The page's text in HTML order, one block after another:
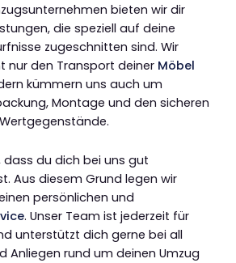
bieten wir dir
die speziell auf deine
zugeschnitten sind. Wir
nur den Transport deiner Möbel
kümmern uns auch um
Montage und den sicheren
dass du dich bei uns gut
Aus diesem Grund legen wir
persönlichen und
. Unser Team ist jederzeit für
unterstützt dich gerne bei all
Anliegen rund um deinen Umzug